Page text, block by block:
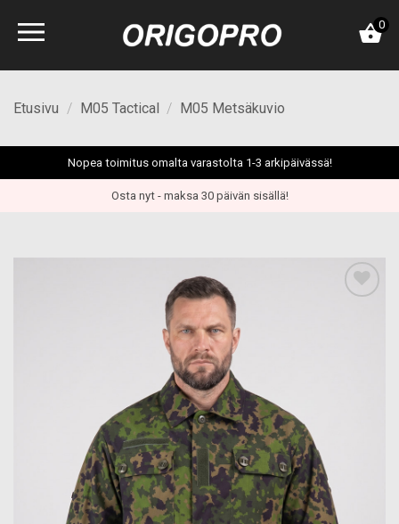
0
Etusivu / M05 Tactical / M05 Metsäkuvio
Nopea toimitus omalta varastolta 1-3 arkipäivässä!
Osta nyt - maksa 30 päivän sisällä!